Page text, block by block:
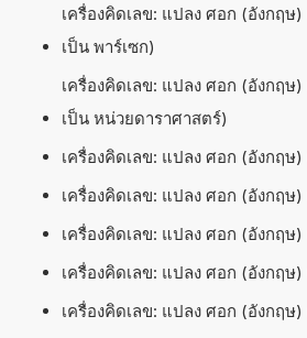
เครื่องคิดเลข: แปลง ศอก (อังกฤษ
เป็น พาร์เซก)
เครื่องคิดเลข: แปลง ศอก (อังกฤษ
เป็น หน่วยดาราศาสตร์)
เครื่องคิดเลข: แปลง ศอก (อังกฤษ
เครื่องคิดเลข: แปลง ศอก (อังกฤษ
เครื่องคิดเลข: แปลง ศอก (อังกฤษ
เครื่องคิดเลข: แปลง ศอก (อังกฤษ
เครื่องคิดเลข: แปลง ศอก (อังกฤษ